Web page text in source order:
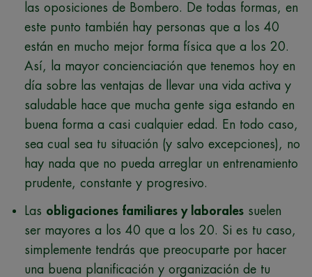
las oposiciones de Bombero. De todas formas, en
este punto también hay personas que a los 40
están en mucho mejor forma física que a los 20.
Así, la mayor concienciación que tenemos hoy en
día sobre las ventajas de llevar una vida activa y
saludable hace que mucha gente siga estando en
buena forma a casi cualquier edad. En todo caso,
sea cual sea tu situación (y salvo excepciones), no
hay nada que no pueda arreglar un entrenamiento
prudente, constante y progresivo.
Las obligaciones familiares y laborales suelen
ser mayores a los 40 que a los 20. Si es tu caso,
simplemente tendrás que preocuparte por hacer
una buena planificación y organización de tu